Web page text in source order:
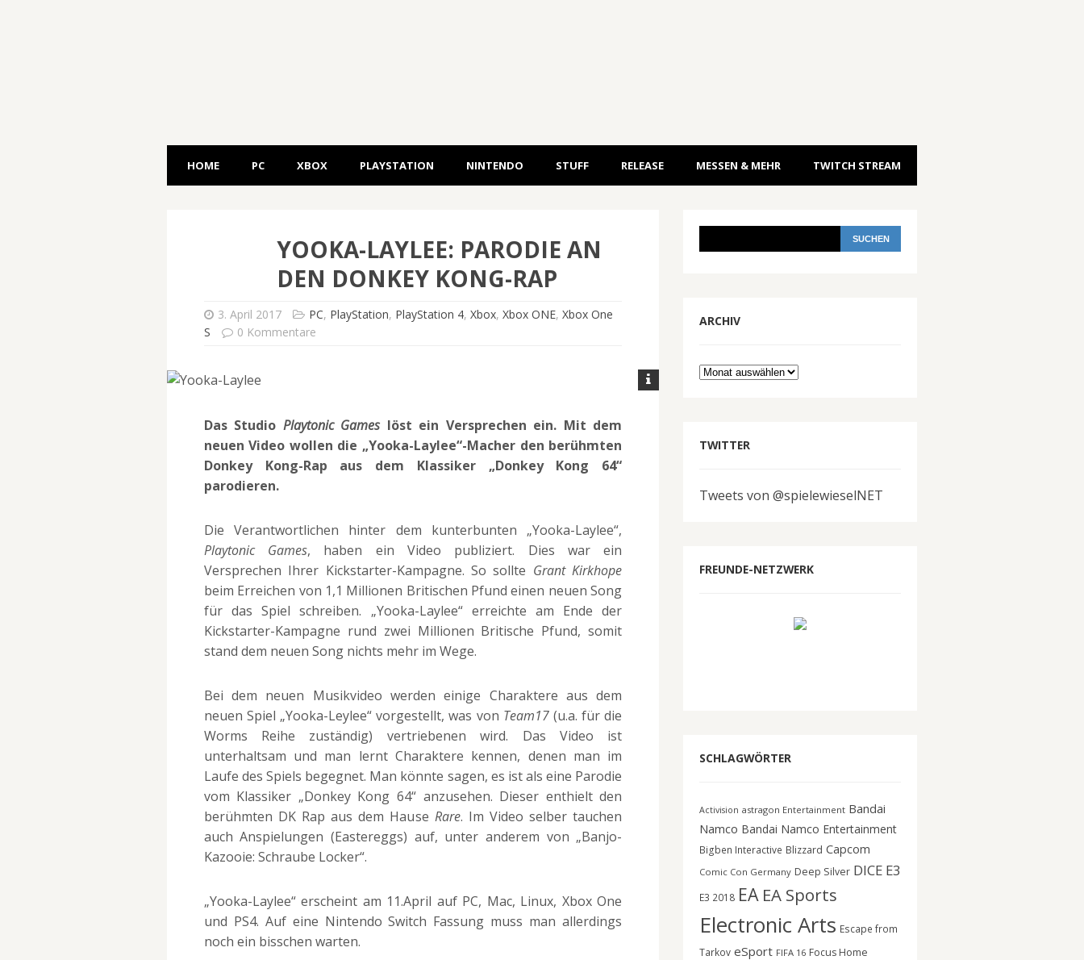
HOME PC XBOX PLAYSTATION NINTENDO STUFF RELEASE MESSEN & MEHR TWITCH STREAM
YOOKA-LAYLEE: PARODIE AN
DEN DONKEY KONG-RAP
3. April 2017 PC, PlayStation, PlayStation 4, Xbox, Xbox ONE, Xbox One
S
0 Kommentare
Das Studio Playtonic Gameslöst ein Versprechen ein. Mit dem
neuen Video wollen die „Yooka-Laylee“-Macher den berühmten
Donkey Kong-Rap aus dem Klassiker „Donkey Kong 64“
parodieren.
Die Verantwortlichen hinter dem kunterbunten „Yooka-Laylee“,
Playtonic Games, haben ein Video publiziert. Dies war ein
Versprechen Ihrer Kickstarter-Kampagne. So sollte Grant Kirkhope
beim Erreichen von 1,1 Millionen Britischen Pfund einen neuen Song
für das Spiel schreiben. „Yooka-Laylee“ erreichte am Ende der
Kickstarter-Kampagne rund zwei Millionen Britische Pfund, somit
stand dem neuen Song nichts mehr im Wege.
Bei dem neuen Musikvideo werden einige Charaktere aus dem
neuen Spiel „Yooka-Leylee“ vorgestellt, was von Team17(u.a. für die
Worms Reihe zuständig) vertriebenen wird. Das Video ist
unterhaltsam und man lernt Charaktere kennen, denen man im
Laufe des Spiels begegnet. Man könnte sagen, es ist als eine Parodie
vom Klassiker „Donkey Kong 64“ anzusehen. Dieser enthielt den
berühmten DK Rap aus dem Hause Rare. Im Video selber tauchen
auch Anspielungen (Eastereggs) auf, unter anderem von „Banjo-
Kazooie: Schraube Locker“.
„Yooka-Laylee“ erscheint am 11.April auf PC, Mac, Linux, Xbox One
und PS4. Auf eine Nintendo Switch Fassung muss man allerdings
noch ein bisschen warten.
ARCHIV
Archiv
TWITTER
Tweets von @spielewieselNET
FREUNDE-NETZWERK
SCHLAGWÖRTER
Activision astragon Entertainment Bandai
Namco Bandai Namco Entertainment
Bigben Interactive Blizzard Capcom
Comic Con Germany Deep Silver DICE E3
E3 2018 EA EA Sports
Electronic Arts Escape from
Tarkov eSport FIFA 16 Focus Home